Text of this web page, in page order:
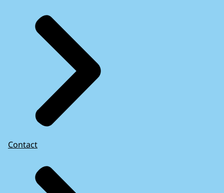
Contact